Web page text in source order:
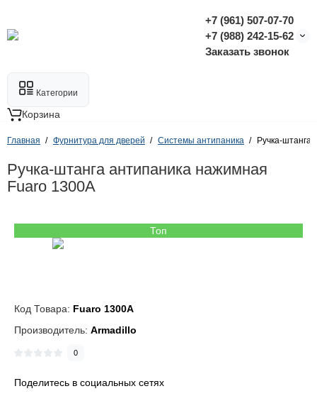
+7 (961) 507-07-70
+7 (988) 242-15-62
Заказать звонок
Категории
Корзина
Главная Фурнитура для дверей Системы антипаника Ручка-штанга
Ручка-штанга антипаника нажимная
Fuaro 1300А
Топ
Код Товара: Fuaro 1300А
Производитель: Armadillo
0
Поделитесь в социальных сетях